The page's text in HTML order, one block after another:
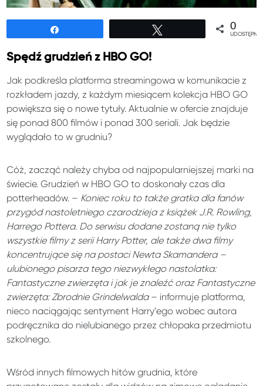
0
Spędź grudzień z HBO GO!
Jak podkreśla platforma streamingowa w komunikacie z
rozkładem jazdy, z każdym miesiącem kolekcja HBO GO
powiększa się o nowe tytuły. Aktualnie w ofercie znajduje
się ponad 800 filmów i ponad 300 seriali. Jak będzie
wyglądało to w grudniu?
Cóż, zacząć należy chyba od najpopularniejszej marki na
świecie. Grudzień w HBO GO to doskonały czas dla
potterheadów. – Koniec roku to także gratka dla fanów
przygód nastoletniego czarodzieja z książek J.R. Rowling,
Harrego Pottera. Do serwisu dodane zostaną nie tylko
wszystkie filmy z serii Harry Potter, ale także dwa filmy
koncentrujące się na postaci Newta Skamandera –
ulubionego pisarza tego niezwykłego nastolatka:
Fantastyczne zwierzęta i jak je znaleźć oraz Fantastyczne
zwierzęta: Zbrodnie Grindelwalda– informuje platforma,
nieco naciągając sentyment Harry’ego wobec autora
podręcznika do nielubianego przez chłopaka przedmiotu
szkolnego.
Wśród innych filmowych hitów grudnia, które